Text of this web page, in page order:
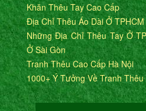
Khăn Thêu Tay Cao Cấp
Địa Chỉ Thêu Áo Dài Ở
Những Địa Chỉ Thêu Tay Ở
Ở Sài Gòn
Tranh Thêu Cao Cấp Hà Nội
1000+ Ý Tưởng Về Tranh Thêu